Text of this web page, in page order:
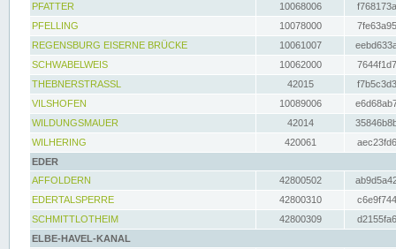
PFATTER
10068006
PFELLING
10078000
REGENSBURG EISERNE BRÜCKE
10061007
SCHWABELWEIS
10062000
THEBNERSTRASSL
42015
VILSHOFEN
10089006
WILDUNGSMAUER
42014
WILHERING
420061
EDER
AFFOLDERN
42800502
EDERTALSPERRE
42800310
SCHMITTLOTHEIM
42800309
ELBE-HAVEL-KANAL